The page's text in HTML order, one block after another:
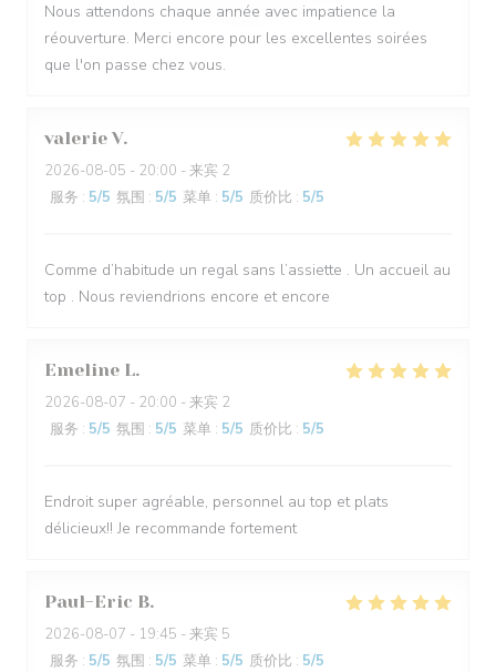
Nous attendons chaque année avec impatience la
réouverture. Merci encore pour les excellentes soirées
que l'on passe chez vous.
valerie V
2026-08-05 - 20:00 - 来宾 2
服务 : 5/5 氛围 : 5/5 菜单 : 5/5 质价比 : 5/5
Comme d’habitude un regal sans l’assiette . Un accueil au
top . Nous reviendrions encore et encore
Emeline L
2026-08-07 - 20:00 - 来宾 2
服务 : 5/5 氛围 : 5/5 菜单 : 5/5 质价比 : 5/5
Endroit super agréable, personnel au top et plats
délicieux!! Je recommande fortement
Paul-Eric B
2026-08-07 - 19:45 - 来宾 5
服务 : 5/5 氛围 : 5/5 菜单 : 5/5 质价比 : 5/5